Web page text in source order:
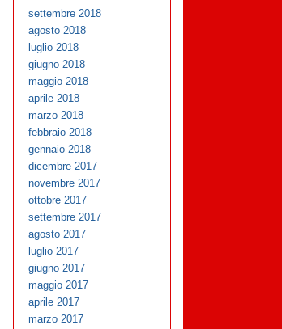
settembre 2018
agosto 2018
luglio 2018
giugno 2018
maggio 2018
aprile 2018
marzo 2018
febbraio 2018
gennaio 2018
dicembre 2017
novembre 2017
ottobre 2017
settembre 2017
agosto 2017
luglio 2017
giugno 2017
maggio 2017
aprile 2017
marzo 2017